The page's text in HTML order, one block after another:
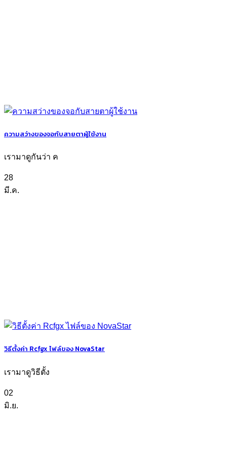
ความสว่างของจอกับสายตาผู้ใช้งาน
เรามาดูกันว่า ค
28
มี.ค.
วิธีตั้งค่า Rcfgx ไฟล์ของ NovaStar
เรามาดูวิธีตั้ง
02
มิ.ย.